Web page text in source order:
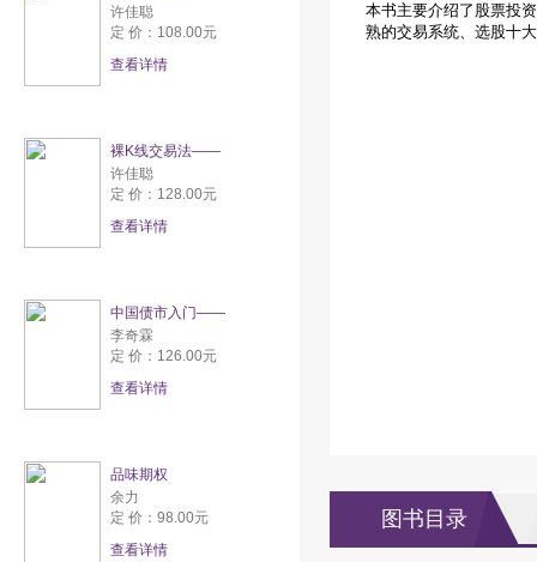
许佳聪
定 价：108.00元
查看详情
裸K线交易法——
许佳聪
定 价：128.00元
查看详情
中国债市入门——
李奇霖
定 价：126.00元
查看详情
品味期权
余力
定 价：98.00元
查看详情
本书主要介绍了股票投
熟的交易系统、选股十
图书目录